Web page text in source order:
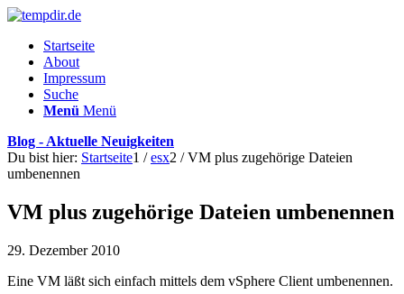
Startseite
About
Impressum
Suche
Menü Menü
Blog - Aktuelle Neuigkeiten
Du bist hier: Startseite1 / esx2 / VM plus zugehörige Dateien
umbenennen
VM plus zugehörige Dateien umbenennen
29. Dezember 2010
Eine VM läßt sich einfach mittels dem vSphere Client umbenennen.